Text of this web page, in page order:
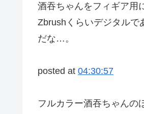
酒吞ちゃんをフィギア用
Zbrushくらいデジタル
だな…。
posted at 04:30:57
フルカラー酒吞ちゃんの